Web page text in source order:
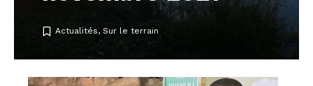
Actualités, Sur le terrain